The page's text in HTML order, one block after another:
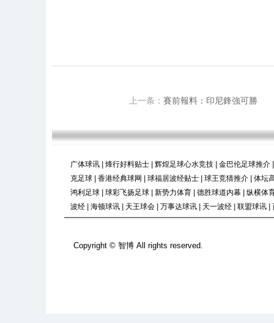
上一条： 賽前報料：印尼鋒強可勝
广体球讯 烽行好料贴士 辉煌足球心水竞技 金巴伦足球推介
克足球
香港经典球网 球福居波经贴士 球王竞猜推介
体坛
鸿利足球
球彩飞扬足球 新势力体育 德胜球道内幕
纵横体
波经
海顿球讯 天王球会 万事达球讯 天一波经 联盟球讯
Copyright © 智博 All rights reserved.